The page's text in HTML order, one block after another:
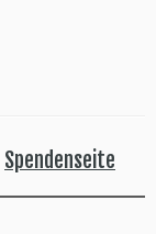
Spendenseite